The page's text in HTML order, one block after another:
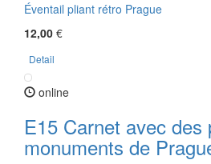
Éventail pliant rétro Prague
12,00 €
Detail
online
E15 Carnet avec des
monuments de